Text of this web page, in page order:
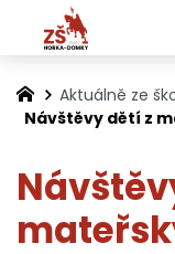
Aktuálně ze
Návštěvy dětí z